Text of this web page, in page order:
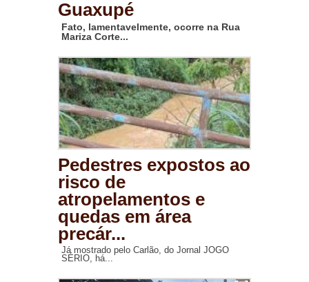
Guaxupé
Fato, lamentavelmente, ocorre na Rua
Mariza Corte...
Pedestres expostos ao
risco de
atropelamentos e
quedas em área
precár...
Já mostrado pelo Carlão, do Jornal JOGO
SÉRIO, há...